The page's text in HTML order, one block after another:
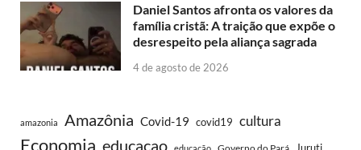
Daniel Santos afronta os valores da
família cristã: A traição que expõe o
desrespeito pela aliança sagrada
4 de agosto de 2026
amazonia Amazônia Covid-19 covid19 cultura
Economia educaçao educação Juruti